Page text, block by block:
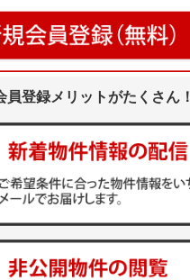
員登録メリットがたくさん！